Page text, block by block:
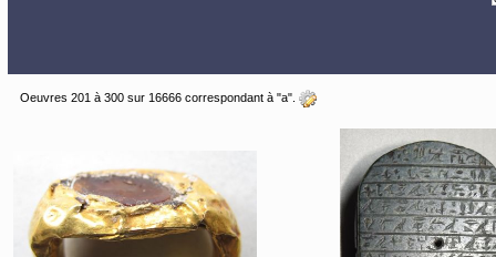
Oeuvres 201 à 300 sur 16666 correspondant à "a".